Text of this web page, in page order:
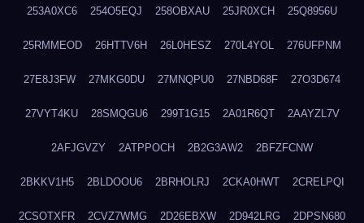
253A0XC6 254O5EQJ 258OBXAU 25JR0XCH 25Q8956U
25RMMEOD 26HTTV6H 26L0HESZ 270L4YOL 276UFPNM
27E8J3FW 27MKG0DU 27MNQPU0 27NBD68F 27O3D674
27VYT4KU 28SMQGU6 299T1G15 2A01R6QT 2AAYZL7V
2AFJGVZY 2ATPPOCH 2B2G3AW2 2BFZFCNW
2BKKV1H5 2BLDOOU6 2BRHOLRJ 2CKA0HWT 2CRELPQI
2CSOTXFR 2CVZ7WMG 2D26EBXW 2D942LRG 2DPSN680